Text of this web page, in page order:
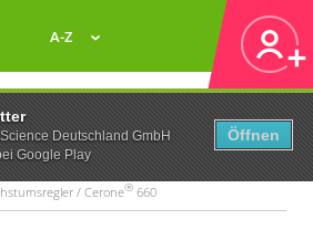
Deutschland GmbH
Google Play
Öffnen
A-Z
/ Cerone® 660